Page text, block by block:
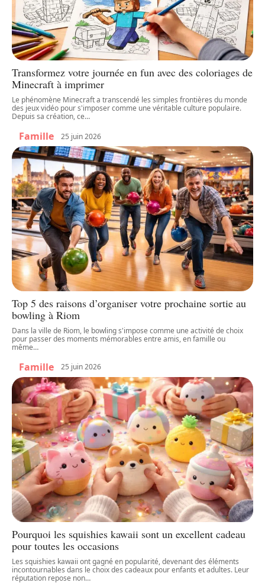
Transformez votre journée en fun avec des coloriages de
Minecraft à imprimer
Le phénomène Minecraft a transcendé les simples frontières du monde
des jeux vidéo pour s'imposer comme une véritable culture populaire.
Depuis sa création, ce…
Famille 25 juin 2026
Top 5 des raisons d’organiser votre prochaine sortie au
bowling à Riom
Dans la ville de Riom, le bowling s'impose comme une activité de choix
pour passer des moments mémorables entre amis, en famille ou
même…
Famille 25 juin 2026
Pourquoi les squishies kawaii sont un excellent cadeau
pour toutes les occasions
Les squishies kawaii ont gagné en popularité, devenant des éléments
incontournables dans le choix des cadeaux pour enfants et adultes. Leur
réputation repose non…